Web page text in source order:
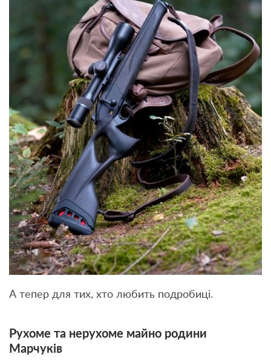
А тепер для тих, хто любить подробиці.
Рухоме та нерухоме майно родини
Марчуків